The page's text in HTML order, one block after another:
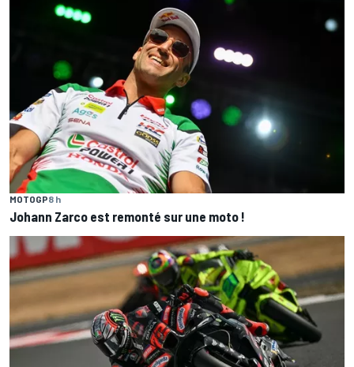
MOTOGP8 h
Johann Zarco est remonté sur une moto !